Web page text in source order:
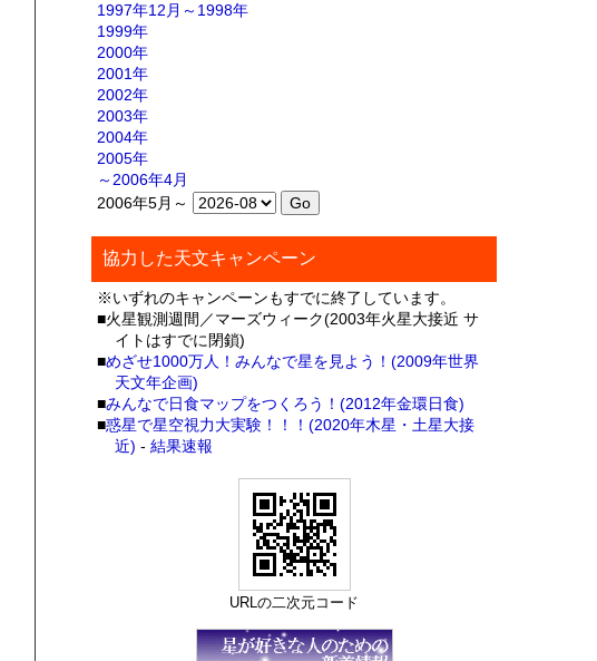
1997年12月～1998年
1999年
2000年
2001年
2002年
2003年
2004年
2005年
～2006年4月
2006年5月～
協力した天文キャンペーン
※いずれのキャンペーンもすでに終了しています。
■火星観測週間／マーズウィーク(2003年火星大接近 サ
イトはすでに閉鎖)
■めざせ1000万人！みんなで星を見よう！(2009年世界
天文年企画)
■みんなで日食マップをつくろう！(2012年金環日食)
■惑星で星空視力大実験！！！(2020年木星・土星大接
近) -結果速報
URLの二次元コード